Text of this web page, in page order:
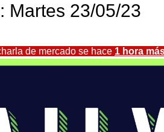
Martes 23/05/23
de mercado se hace 1 hora